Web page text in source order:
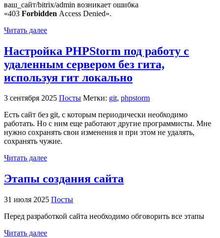
ваш_сайт/bitrix/admin возникает ошибка
«403 Forbidden Access Denied».
Читать далее
Настройка PHPStorm под работу с
удаленным сервером без гита,
используя гит локально
3 сентября 2025 Посты Метки: git, phpstorm
Есть сайт без git, с которым периодически необходимо
работать. Но с ним еще работают другие программисты. Мне
нужно сохранять свои изменения и при этом не удалять,
сохранять чужие.
Читать далее
Этапы создания сайта
31 июля 2025 Посты
Перед разработкой сайта необходимо обговорить все этапы
Читать далее